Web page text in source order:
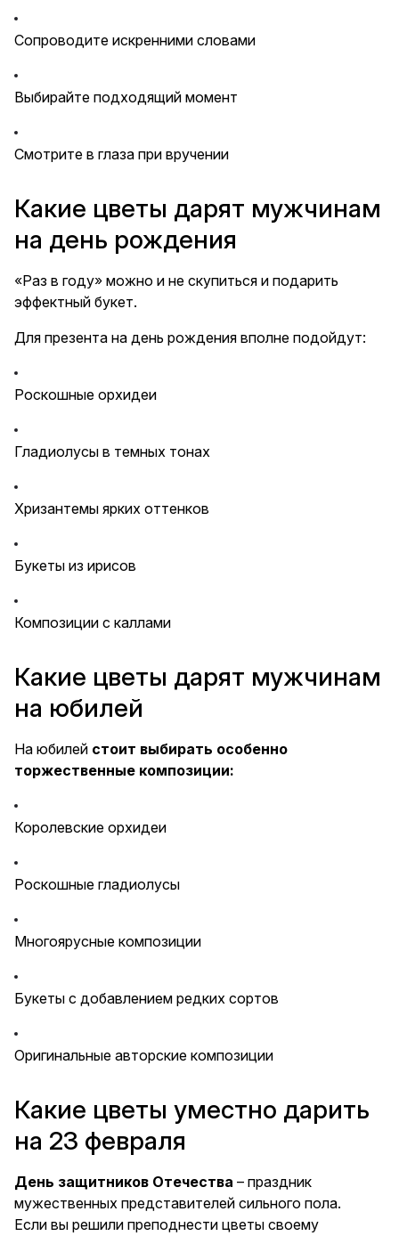
Сопроводите искренними словами
Выбирайте подходящий момент
Смотрите в глаза при вручении
Какие цветы дарят мужчинам
на день рождения
«Раз в году» можно и не скупиться и подарить
эффектный букет.
Для презента на день рождения вполне подойдут:
Роскошные орхидеи
Гладиолусы в темных тонах
Хризантемы ярких оттенков
Букеты из ирисов
Композиции с каллами
Какие цветы дарят мужчинам
на юбилей
На юбилей стоит выбирать особенно
торжественные композиции:
Королевские орхидеи
Роскошные гладиолусы
Многоярусные композиции
Букеты с добавлением редких сортов
Оригинальные авторские композиции
Какие цветы уместно дарить
на 23 февраля
День защитников Отечества – праздник
мужественных представителей сильного пола.
Если вы решили преподнести цветы своему